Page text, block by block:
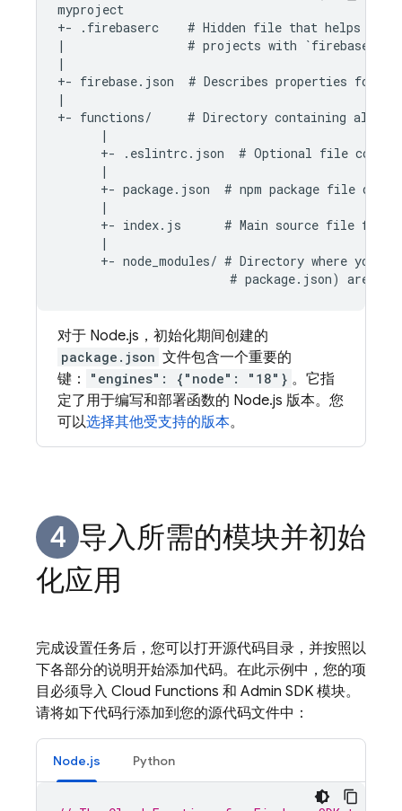
myproject
+- .firebaserc    # Hidden file that helps you
|                 # projects with `firebase
|
+- firebase.json  # Describes properties for
|
+- functions/     # Directory containing all
      |
+- .eslintrc.json  # Optional file
      |
+- package.json  # npm package file
      |
+- index.js      # Main source file for
      |
+- node_modules/ # Directory where your
对于 Node.js，初始化期间创建的
package.json 文件包含一个重要的
键：
"engines": {"node": "18"} 。它指
定了用于编写和部署函数的 Node.js 版本。您
可以选择其他受支持的版本。
导入所需的模块并初始
化应用
完成设置任务后，您可以打开源代码目录，并按照以
下各部分的说明开始添加代码。在此示例中，您的项
目必须导入 Cloud Functions 和 Admin SDK 模块。
请将如下代码行添加到您的源代码文件中：
Node.js Python